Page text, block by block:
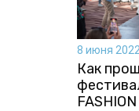
8 июня 2022
Как